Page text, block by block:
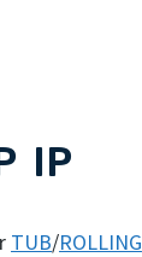
IP
TUB/ROLLING